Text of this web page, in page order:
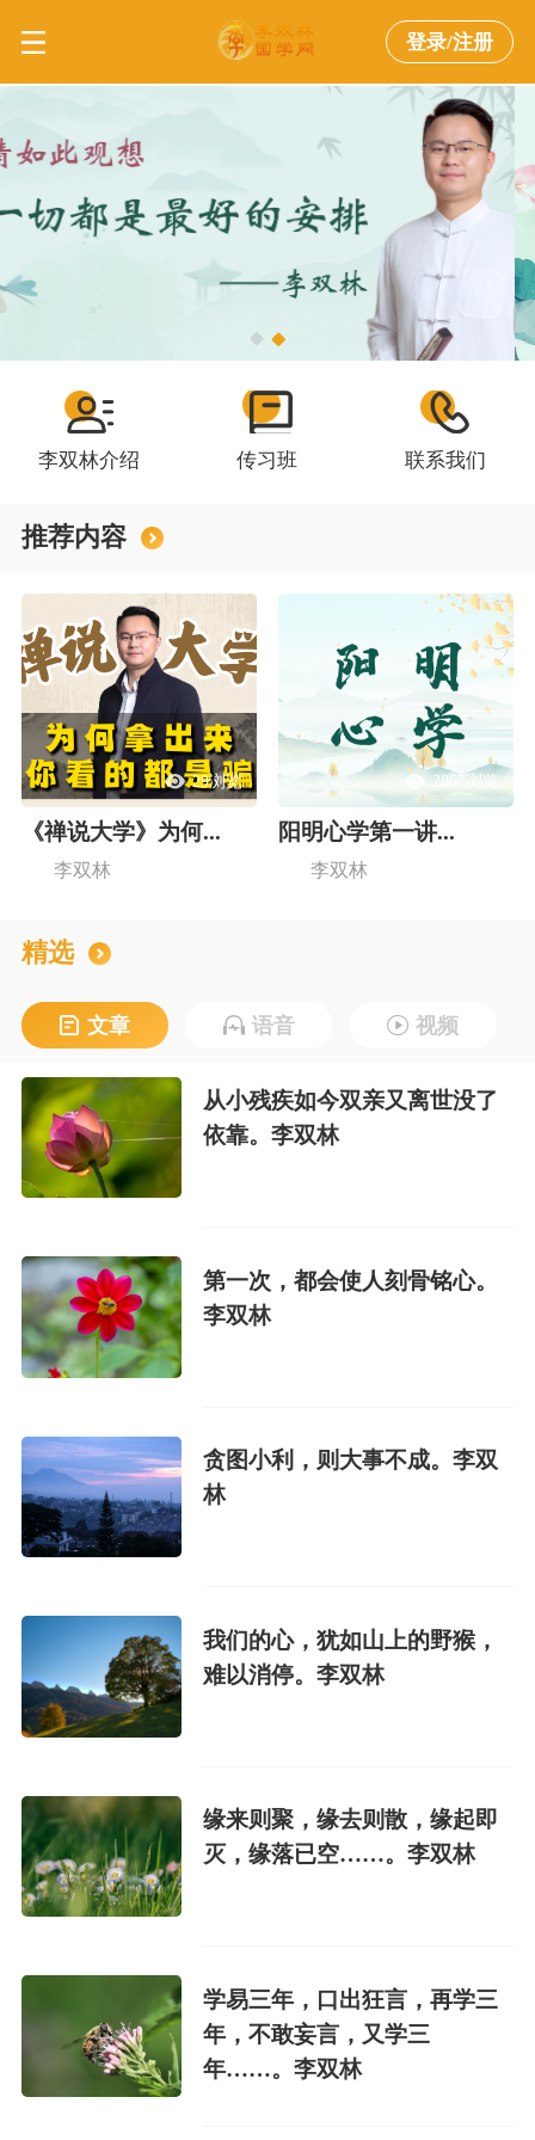
登录/注册
李双林介绍 传习班 联系我们
推荐内容
29浏览
《禅说大学》为何...
李双林
2867浏览
阳明心学第一讲...
李双林
精选
文章 语音 视频
从小残疾如今双亲又离世没了
依靠。李双林
第一次，都会使人刻骨铭心。
李双林
贪图小利，则大事不成。李双
林
我们的心，犹如山上的野猴，
难以消停。李双林
缘来则聚，缘去则散，缘起即
灭，缘落已空……。李双林
学易三年，口出狂言，再学三
年，不敢妄言，又学三
年……。李双林